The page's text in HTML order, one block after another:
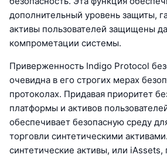
дополнительный уровень защиты,
активы пользователей защищены
компрометации системы.
Приверженность Indigo Protocol
очевидна в его строгих мерах
протоколах. Придавая приоритет
платформы и активов
обеспечивает безопасную среду
торговли синтетическими
синтетические активы, или iAssets,